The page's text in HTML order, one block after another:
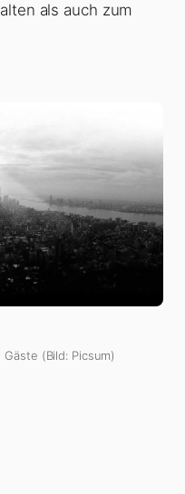
als auch zum
(Bild: Picsum)